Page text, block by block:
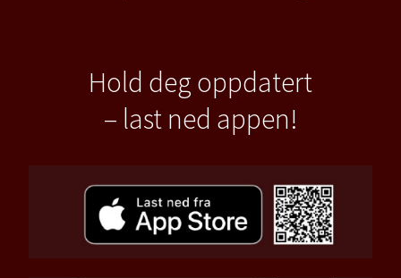
Hold deg oppdatert
– last ned appen!